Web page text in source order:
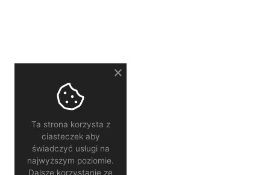
Ta strona korzysta z
ciasteczek aby
świadczyć usługi na
najwyższym poziomie.
Dalsze korzystanie ze